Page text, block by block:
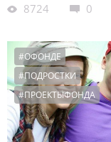
8724
0
#ОФОНДЕ
#ПОДРОСТКИ
#ПРОЕКТЫФОНДА